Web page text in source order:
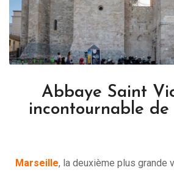
Abbaye Saint
incontournable
Marseille, la deuxième plus grande